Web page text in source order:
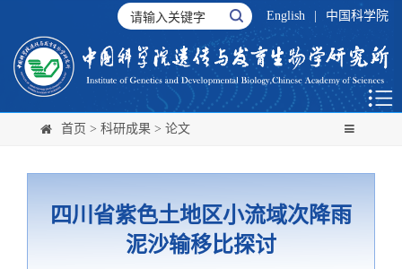
English 中国科学院
首页 > 科研成果 > 论文
四川省紫色土地区小流域次降雨
泥沙输移比探讨